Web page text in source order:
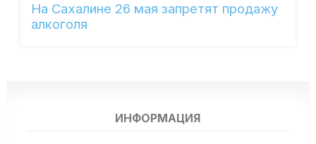
На Сахалине 26 мая запретят продажу
алкоголя
ИНФОРМАЦИЯ